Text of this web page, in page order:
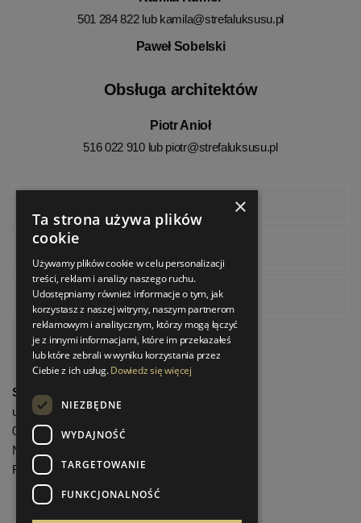
501 284 822 lub kamila@strefaluksusu.pl
Paweł Sobelski
Obsługa architektów
Piotr Anioł
516 022 910 lub piotr@strefaluksusu.pl
Pinterest
StrefaLuksusu.pl
ul. Bartycka 24/26 Pawilon 227
00-716 Warszawa
NIP: 8251972213
REGON: 06035139
×
Ta strona używa plików
cookie
Używamy plików cookie w celu personalizacji
treści, reklam i analizy naszego ruchu.
Udostępniamy również informacje o tym, jak
korzystasz z naszej witryny, naszym partnerom
reklamowym i analitycznym, którzy mogą łączyć
je z innymi informacjami, które im przekazałeś
lub które zebrali w wyniku korzystania przez
Ciebie z ich usług.Dowiedz się więcej
NIEZBĘDNE
WYDAJNOŚĆ
TARGETOWANIE
FUNKCJONALNOŚĆ